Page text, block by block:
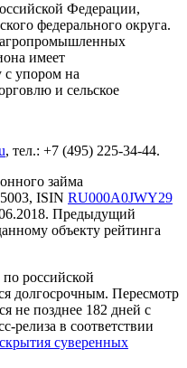
Федерации,
федерального округа.
имеет
с упором на
и сельское
, тел.: +7 (495) 225-34-44.
займа
ISIN RU000A0JWY29
Предыдущий
объекту рейтинга
российской
долгосрочным. Пересмотр
не позднее 182 дней с
релиза в соответствии
суверенных